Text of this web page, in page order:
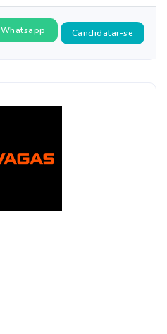
Whatsapp Candidatar-se